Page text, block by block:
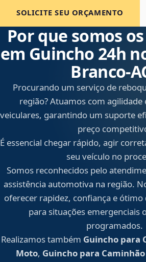
SOLICITE SEU ORÇAMENTO
Por que somos
em Guincho 24h
Procurando um serviço de
região? Atuamos com agilidade
veiculares, garantindo um suporte
preço
É essencial chegar rápido, agir
seu veículo no
Somos reconhecidos pelo
assistência automotiva na região.
oferecer rapidez, confiança e ótimo
para situações emergenciais
programados.
Realizamos também Guincho para
Moto, Guincho para Caminhão